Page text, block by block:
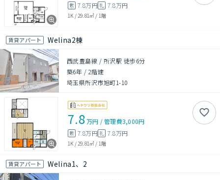
敷 7.8万円礼 7.8万円
1K / 29.81㎡ / 1階
賃貸アパート Welina2棟
西武豊島線 / 所沢駅 徒歩6分
築6年 / 2階建
埼玉県所沢市旭町1-10
7.8万円 /管理費3,000円
敷 7.8万円礼 7.8万円
1K /29.81㎡ / 1階
賃貸アパート Welina1、2